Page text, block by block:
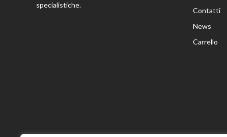
specialistiche.
Contatti
News
Carrello